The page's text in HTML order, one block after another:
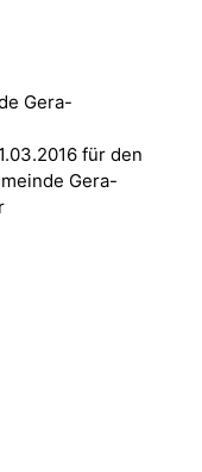
Gera-
für den
Gera-